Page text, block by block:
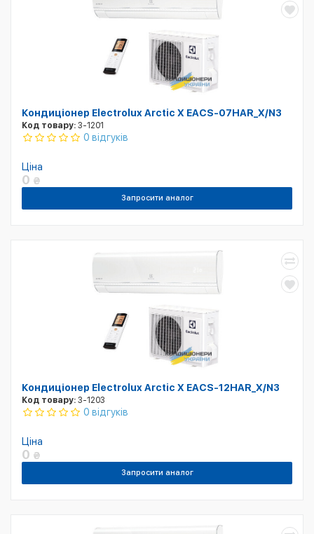
Кондиціонер Electrolux Arctic X EACS-07HAR_X/N3
Код товару: 3-1201
0 відгуків
Ціна
0 ₴
Запросити аналог
Кондиціонер Electrolux Arctic X EACS-12HAR_X/N3
Код товару: 3-1203
0 відгуків
Ціна
0 ₴
Запросити аналог